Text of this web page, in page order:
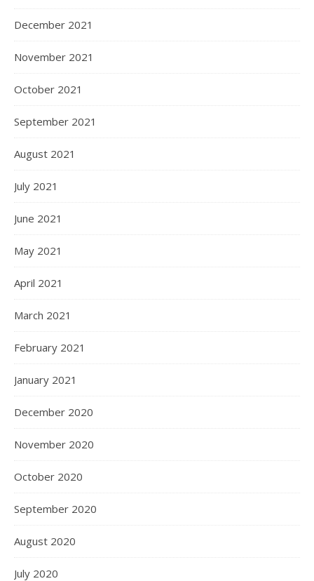
December 2021
November 2021
October 2021
September 2021
August 2021
July 2021
June 2021
May 2021
April 2021
March 2021
February 2021
January 2021
December 2020
November 2020
October 2020
September 2020
August 2020
July 2020